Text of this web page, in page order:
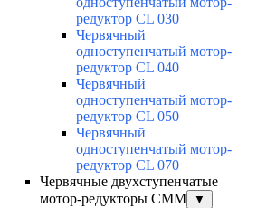
редуктор CL 030
Червячный
одноступенчатый мотор-
редуктор CL 040
Червячный
одноступенчатый мотор-
редуктор CL 050
Червячный
одноступенчатый мотор-
редуктор CL 070
Червячные двухступенчатые
мотор-редукторы CMM
▼